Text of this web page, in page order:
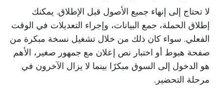
لا تحتاج إلى إنهاء جميع الأصول قبل الإطلاق. يمكنك
إطلاق الحملة، جمع البيانات، وإجراء التعديلات في الوقت
الفعلي. سواء كان ذلك من خلال تشغيل نسخة مبكرة من
صفحة هبوط أو اختبار نص إعلان مع جمهور صغير، الأهم
هو الدخول إلى السوق مبكرًا بينما لا يزال الآخرون في
مرحلة التحضير.